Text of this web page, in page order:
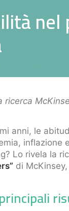
ilitànel
ricerca
anni, le
inflazione
Lo rivela la
di